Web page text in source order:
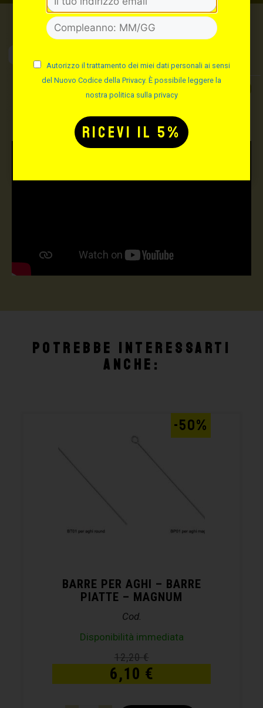
Tattoo Supply
TUTTO PER IL TUO
TATTOO STUDIO
Potrebbe interessarti
anche:
BARRE PER AGHI – BARRE
PIATTE – MAGNUM
Cod.
Disponibilità immediata
12,20€
6,10 €
-50%
Autorizzo il trattamento dei miei dati personali ai sensi
del Nuovo Codice della Privacy. È possibile leggere la
nostra politica sulla privacy